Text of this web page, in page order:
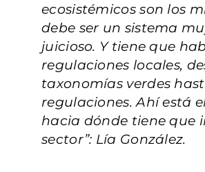
ecosistémicos son los
debe ser un sistema
juicioso. Y tiene que
regulaciones locales,
taxonomías verdes
regulaciones. Ahí está
hacia dónde tiene que
sector”: Lía González.